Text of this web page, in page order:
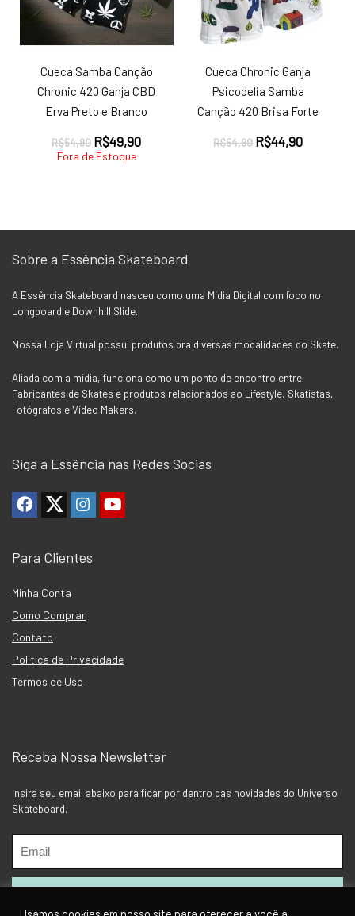
Cueca Samba Canção
Chronic 420 Ganja CBD
Erva Preto e Branco
R$54,90 O
preço
R$49,90O
Fora de Estoque
Cueca Chronic Ganja
Psicodelia Samba
Canção 420 Brisa Forte
R$54,90 O
R$44,90O
Sobre a Essência Skateboard
A Essência Skateboard nasceu como uma Mídia Digital com foco no
Longboard e Downhill Slide.
Nossa Loja Virtual possui produtos pra diversas modalidades do Skate.
Aliada com a mídia, funciona como um ponto de encontro entre
Fabricantes de Skates e produtos relacionados ao Lifestyle, Skatistas,
Fotógrafos e Vídeo Makers.
Siga a Essência nas Redes Socias
Para Clientes
Minha Conta
Como Comprar
Contato
Política de Privacidade
Termos de Uso
Receba Nossa Newsletter
Insira seu email abaixo para ficar por dentro das novidades do Universo
Skateboard.